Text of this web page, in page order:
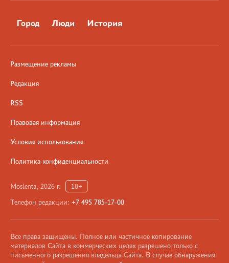
Город Люди История
Размещение рекламы
Редакция
RSS
Правовая информация
Условия использования
Политика конфиденциальности
Moslenta, 2026 г.
18+
Телефон редакции: +7 495 785-17-00
Все права защищены. Полное или частичное копирование
материалов Сайта в коммерческих целях разрешено только с
письменного разрешения владельца Сайта. В случае обнаружения